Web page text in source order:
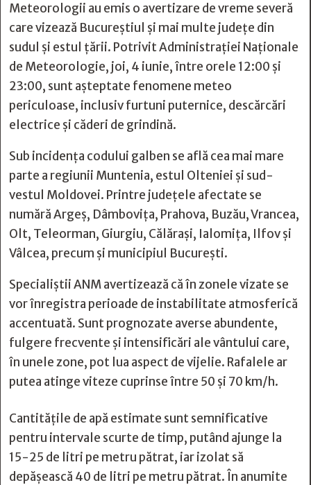
Meteorologii au emis o avertizare de vreme severă
care vizează Bucureștiul și mai multe județe din
sudul și estul țării. Potrivit Administrației Naționale
de Meteorologie, joi, 4 iunie, între orele 12:00 și
23:00, sunt așteptate fenomene meteo
periculoase, inclusiv furtuni puternice, descărcări
electrice și căderi de grindină.
Sub incidența codului galben se află cea mai mare
parte a regiunii Muntenia, estul Olteniei și sud-
vestul Moldovei. Printre județele afectate se
numără Argeș, Dâmbovița, Prahova, Buzău, Vrancea,
Olt, Teleorman, Giurgiu, Călărași, Ialomița, Ilfov și
Vâlcea, precum și municipiul București.
Specialiștii ANM avertizează că în zonele vizate se
vor înregistra perioade de instabilitate atmosferică
accentuată. Sunt prognozate averse abundente,
fulgere frecvente și intensificări ale vântului care,
în unele zone, pot lua aspect de vijelie. Rafalele ar
putea atinge viteze cuprinse între 50 și 70 km/h.
Cantitățile de apă estimate sunt semnificative
pentru intervale scurte de timp, putând ajunge la
15-25 de litri pe metru pătrat, iar izolat să
depășească 40 de litri pe metru pătrat. În anumite